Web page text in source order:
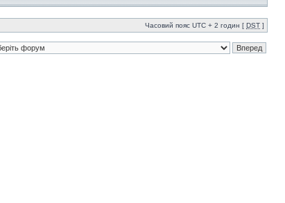
Часовий пояс UTC + 2 годин [ DST ]